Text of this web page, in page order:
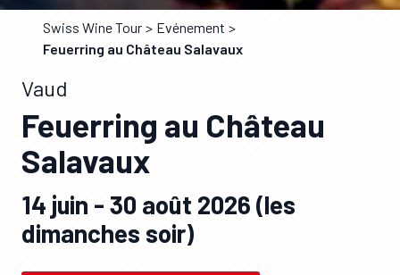
Swiss Wine Tour
Evénement
Feuerring au Château Salavaux
Vaud
Feuerring au Château
Salavaux
14 juin - 30 août 2026 (les
dimanches soir)